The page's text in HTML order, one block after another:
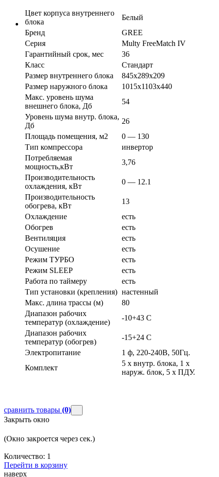
Цвет корпуса внутреннего
блока
Белый
Бренд
GREE
Серия
Multy FreeMatch IV
Гарантийный срок, мес
36
Класс
Стандарт
Размер внутреннего блока
845х289х209
Размер наружного блока
1015х1103х440
Макс. уровень шума
внешнего блока, Дб
54
Уровень шума внутр. блока,
Дб
26
Площадь помещения, м2
0 — 130
Тип компрессора
инвертор
Потребляемая
мощность,кВт
3,76
Производительность
охлаждения, кВт
0 — 12.1
Производительность
обогрева, кВт
13
Охлаждение
есть
Обогрев
есть
Вентиляция
есть
Осушение
есть
Режим ТУРБО
есть
Режим SLEEP
есть
Работа по таймеру
есть
Тип установки (крепления) настенный
Макс. длина трассы (м)
80
Диапазон рабочих
температур (охлаждение)
-10+43 С
Диапазон рабочих
температур (обогрев)
-15+24 С
Электропитание
1 ф, 220-240В, 50Гц.
Комплект
5 х внутр. блока, 1 х
наруж. блок, 5 х ПДУ.
сравнить товары (0)
Закрыть окно
(Окно закроется через сек.)
Количество: 1
Перейти в корзину
наверх